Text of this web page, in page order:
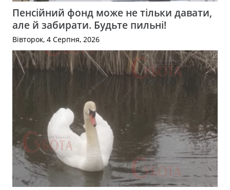
Пенсійний фонд може не тільки давати,
але й забирати. Будьте пильні!
Вівторок, 4 Серпня, 2026